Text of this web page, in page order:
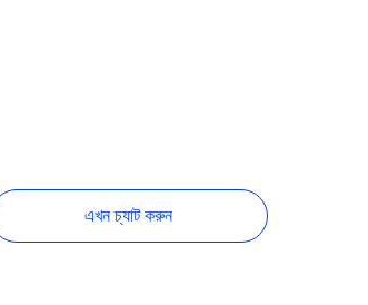
এখন চ্যাট করুন